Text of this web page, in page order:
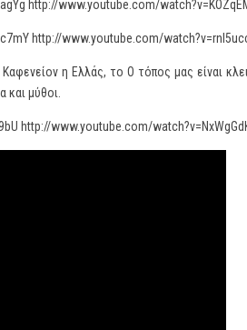
http://www.youtube.com/
http://www.youtube.com/
η Ελλάς, το Ο τόπος μας είναι
και μύθοι.
http://www.youtube.com/